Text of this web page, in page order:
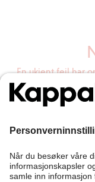
En ukjent feil har